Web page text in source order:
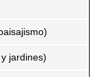
jardines)